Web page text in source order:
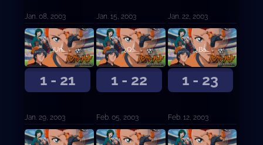
Jan. 08, 2003 Jan. 15, 2003 Jan. 22, 2003
1 - 21
¡Un mal perdedor!
Jan. 29, 2003
1 - 22
¿Qué estamos haciendo ...
Feb. 05, 2003
1 - 23
¿Baño al aire libre?
Feb. 12, 2003